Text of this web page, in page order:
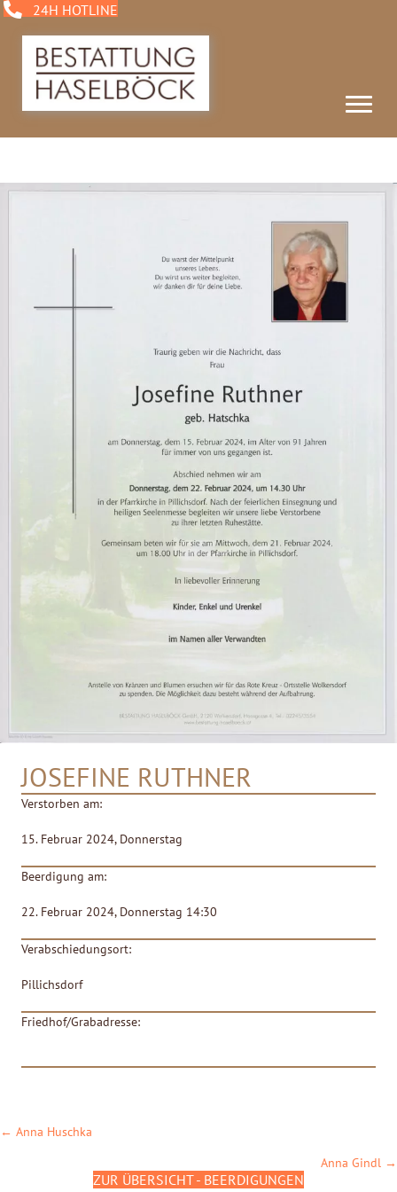
24H HOTLINE
JOSEFINE RUTHNER
Verstorben am:
15. Februar 2024, Donnerstag
Beerdigung am:
22. Februar 2024, Donnerstag 14:30
Verabschiedungsort:
Pillichsdorf
Friedhof/Grabadresse:
POSTS
NAVIGATION
← Anna Huschka
Anna Gindl →
ZUR ÜBERSICHT - BEERDIGUNGEN